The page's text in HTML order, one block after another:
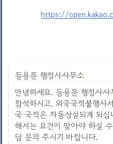
https://
등용문 행정사사무소
안녕하세요. 등용문 행정사
참석하시고, 외국국적불행사
국 국적은 자동상실되게 되
해서는 요건이 맞아야 하실
담 문의 주시기 바랍니다.